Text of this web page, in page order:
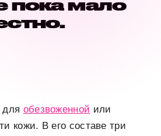
пока мало
для обезвоженной или
кожи. В его составе три